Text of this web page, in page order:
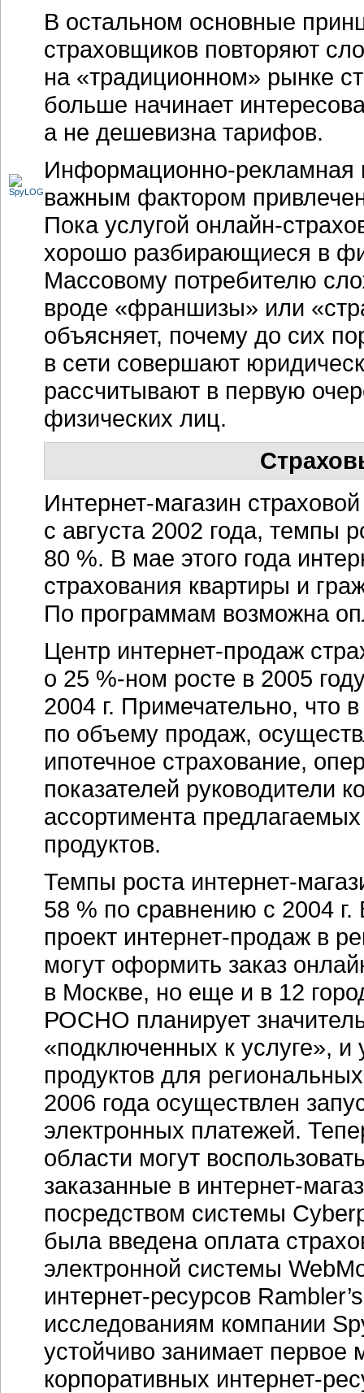
В остальном основные
страховщиков повторяют
на «традиционном» рынке
больше начинает
а не дешевизна тарифов.
Информационно-рекламная
важным фактором
Пока услугой онлайн-
хорошо разбирающиеся в
Массовому потребителю
вроде «франшизы» или
объясняет, почему до сих
в сети совершают
рассчитывают в первую
физических лиц.
Интернет-магазин
с августа 2002 года, темпы
80 %. В мае этого года
страхования квартиры и
По программам возможна
Центр интернет-продаж
о 25 %-ном росте в 2005
2004 г. Примечательно, что
по объему продаж,
ипотечное страхование,
показателей руководители
ассортимента
продуктов.
Темпы роста интернет-
58 % по сравнению с 2004 г.
проект интернет-продаж в
могут оформить заказ
в Москве, но еще и в 12
РОСНО планирует
«подключенных к услуге», и
продуктов для
2006 года осуществлен
электронных платежей.
области могут
заказанные в интернет-
посредством системы
была введена оплата
электронной системы
интернет-ресурсов
исследованиям компании
устойчиво занимает
корпоративных интернет-